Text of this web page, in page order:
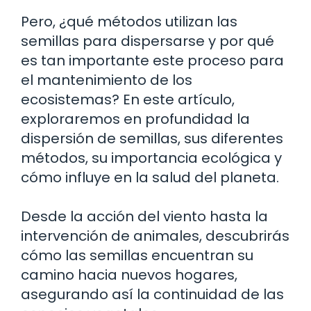
Pero, ¿qué métodos utilizan las
semillas para dispersarse y por qué
es tan importante este proceso para
el mantenimiento de los
ecosistemas? En este artículo,
exploraremos en profundidad la
dispersión de semillas, sus diferentes
métodos, su importancia ecológica y
cómo influye en la salud del planeta.
Desde la acción del viento hasta la
intervención de animales, descubrirás
cómo las semillas encuentran su
camino hacia nuevos hogares,
asegurando así la continuidad de las